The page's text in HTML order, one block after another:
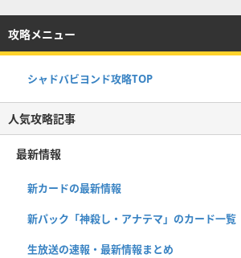
攻略メニュー
シャドバビヨンド攻略TOP
人気攻略記事
最新情報
新カードの最新情報
新パック「神殺し・アナテマ」のカード一覧
生放送の速報・最新情報まとめ